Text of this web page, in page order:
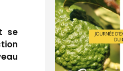
se